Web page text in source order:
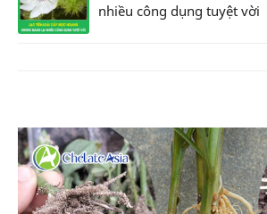
nhiều công dụng tuyệt vời